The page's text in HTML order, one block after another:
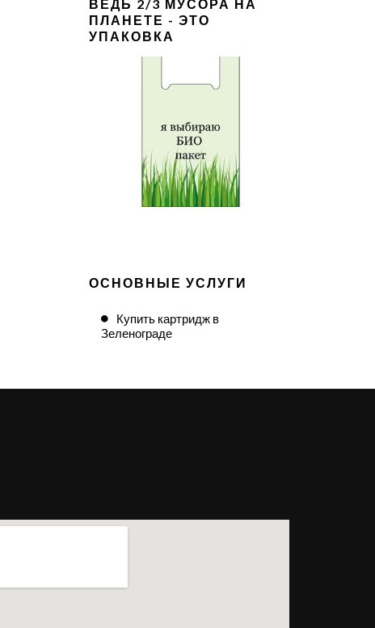
ВЕДЬ 2/3 МУСОРА НА
ПЛАНЕТЕ - ЭТО
УПАКОВКА
ОСНОВНЫЕ УСЛУГИ
Купить картридж в
Зеленограде